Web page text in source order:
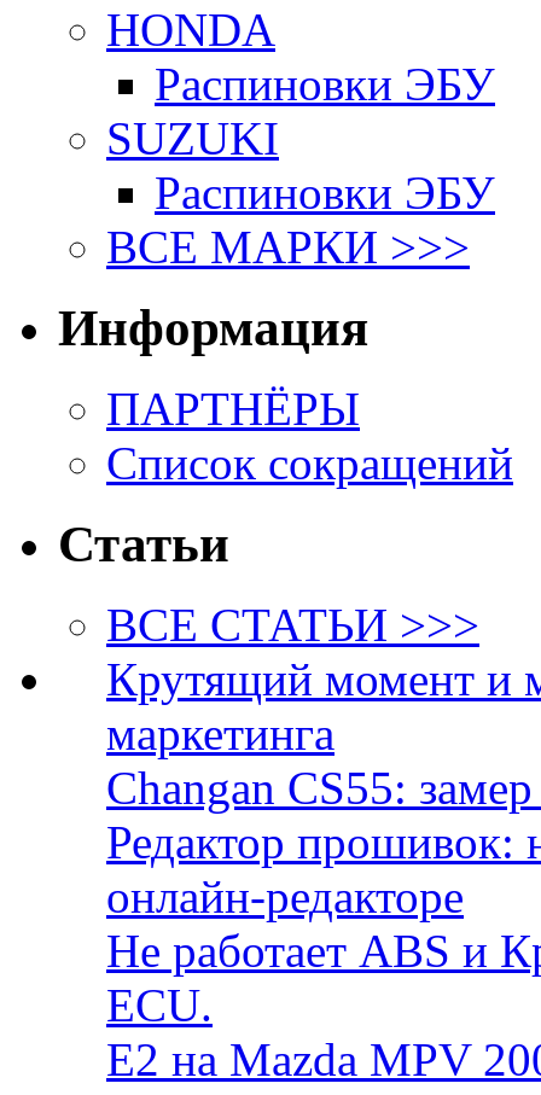
HONDA
Распиновки ЭБУ
SUZUKI
Распиновки ЭБУ
ВСЕ МАРКИ >>>
Информация
ПАРТНЁРЫ
Список сокращений
Статьи
ВСЕ СТАТЬИ >>>
Крутящий момент и
маркетинга
Changan CS55:
Редактор прошивок:
онлайн-редакторе
Не работает ABS и
ECU.
E2 на Mazda MPV